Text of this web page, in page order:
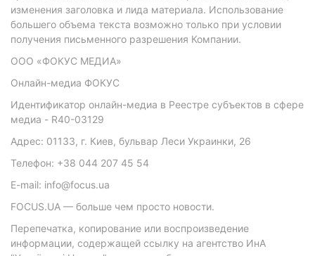
изменения заголовка и лида материала. Использование
большего объема текста возможно только при условии
получения письменного разрешения Компании.
ООО «ФОКУС МЕДИА»
Онлайн-медиа ФОКУС
Идентификатор онлайн-медиа в Реестре субъектов в сфере
медиа - R40-03129
Адрес: 01133, г. Киев, бульвар Леси Украинки, 26
Телефон: +38 044 207 45 54
E-mail: info@focus.ua
FOCUS.UA — больше чем просто новости.
Перепечатка, копирование или воспроизведение
информации, содержащей ссылку на агентство ИнА